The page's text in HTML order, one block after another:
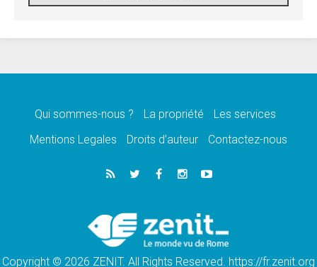
Léon XIV au sanctuaire de Notre Dame du
08.08.2026
08.08.2026
catholiques
Au Bangladesh, l'Église accompagne les
Dalits sur le chemin de la dignité
Philippines: le vicariat apostolique de
Calapan devient un diocèse
Qui sommes-nous ? La propriété
Les services
Mentions Legales
Droits d’auteur Contactez-nous
Copyright © 2026 ZENIT. All Rights Reserved. https://fr.zenit.org